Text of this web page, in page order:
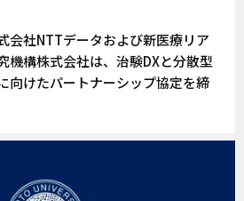
会社NTTデータおよび新医療リア
機構株式会社は、治験DXと分散型
向けたパートナーシップ協定を締